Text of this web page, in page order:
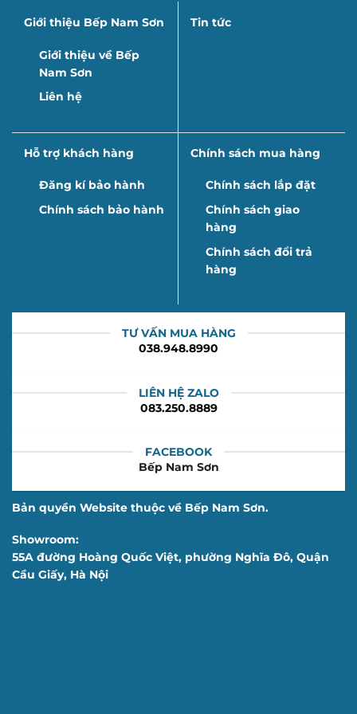
Giới thiệu Bếp Nam Sơn
Giới thiệu về Bếp
Nam Sơn
Liên hệ
Tin tức
Hỗ trợ khách hàng
Đăng kí bảo hành
Chính sách bảo hành
Chính sách mua hàng
Chính sách lắp đặt
Chính sách giao
hàng
Chính sách đổi trả
hàng
TƯ VẤN MUA HÀNG
038.948.8990
LIÊN HỆ ZALO
083.250.8889
FACEBOOK
Bếp Nam Sơn
Bản quyền Website thuộc về Bếp Nam Sơn.
Showroom:
55A đường Hoàng Quốc Việt, phường Nghĩa Đô, Quận
Cầu Giấy, Hà Nội